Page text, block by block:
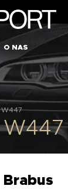
O NAS
W447
W447
Brabus